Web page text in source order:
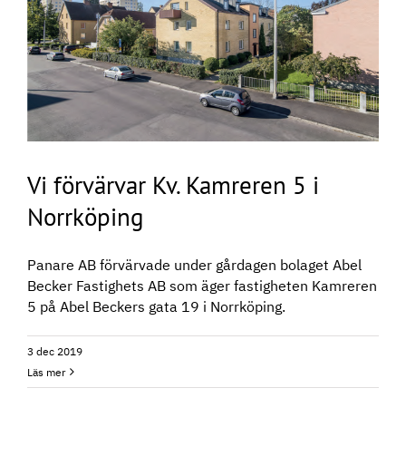
Vi förvärvar Kv. Kamreren 5 i
Norrköping
Panare AB förvärvade under gårdagen bolaget Abel
Becker Fastighets AB som äger fastigheten Kamreren
5 på Abel Beckers gata 19 i Norrköping.
3 dec 2019
Läs mer